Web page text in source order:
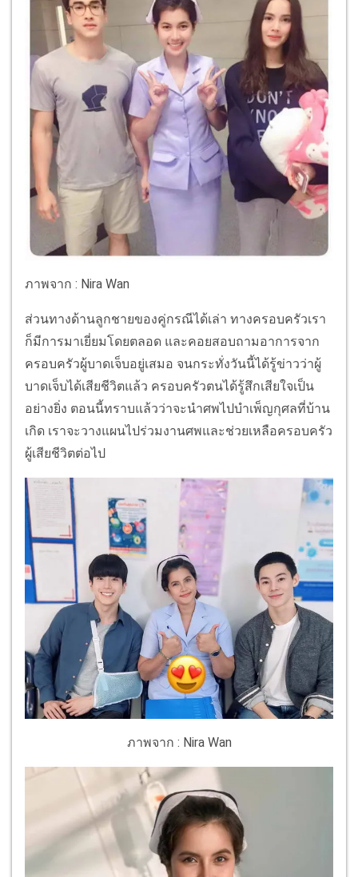
ภาพจาก : Nira Wan
ส่วนทางด้านลูกชายของคู่กรณีได้เล่า ทางครอบครัวเรา
ก็มีการมาเยี่ยมโดยตลอด และคอยสอบถามอาการจาก
ครอบครัวผู้บาดเจ็บอยู่เสมอ จนกระทั่งวันนี้ได้รู้ข่าวว่าผู้
บาดเจ็บได้เสียชีวิตแล้ว ครอบครัวตนได้รู้สึกเสียใจเป็น
อย่างยิ่ง ตอนนี้ทราบแล้วว่าจะนำศพไปบำเพ็ญกุศลที่บ้าน
เกิด เราจะวางแผนไปร่วมงานศพและช่วยเหลือครอบครัว
ผู้เสียชีวิตต่อไป
ภาพจาก : Nira Wan